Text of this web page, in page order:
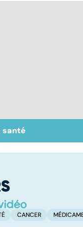
choix du cartable
fournitures
santé
CANCER